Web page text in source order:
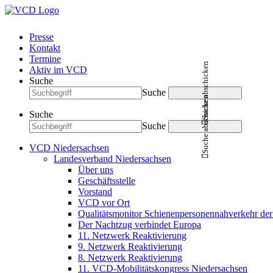
Presse
Kontakt
Termine
Aktiv im VCD
Suche
Suche
Suche abschicken
Suche
Suche
Suche abschicken
VCD Niedersachsen
Landesverband Niedersachsen
Über uns
Geschäftsstelle
Vorstand
VCD vor Ort
Qualitätsmonitor Schienenpersonennahverkehr
Der Nachtzug verbindet Europa
11. Netzwerk Reaktivierung
9. Netzwerk Reaktivierung
8. Netzwerk Reaktivierung
11. VCD-Mobilitätskongress Niedersachsen